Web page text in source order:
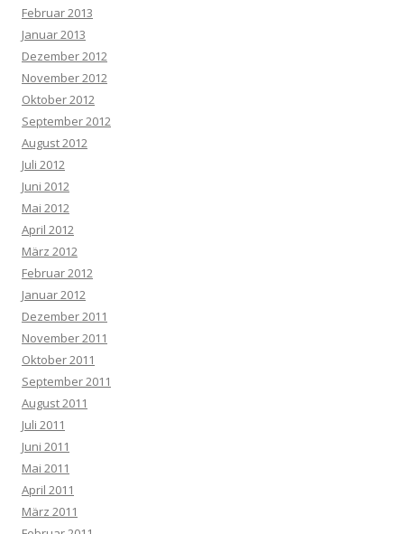
Februar 2013
Januar 2013
Dezember 2012
November 2012
Oktober 2012
September 2012
August 2012
Juli 2012
Juni 2012
Mai 2012
April 2012
März 2012
Februar 2012
Januar 2012
Dezember 2011
November 2011
Oktober 2011
September 2011
August 2011
Juli 2011
Juni 2011
Mai 2011
April 2011
März 2011